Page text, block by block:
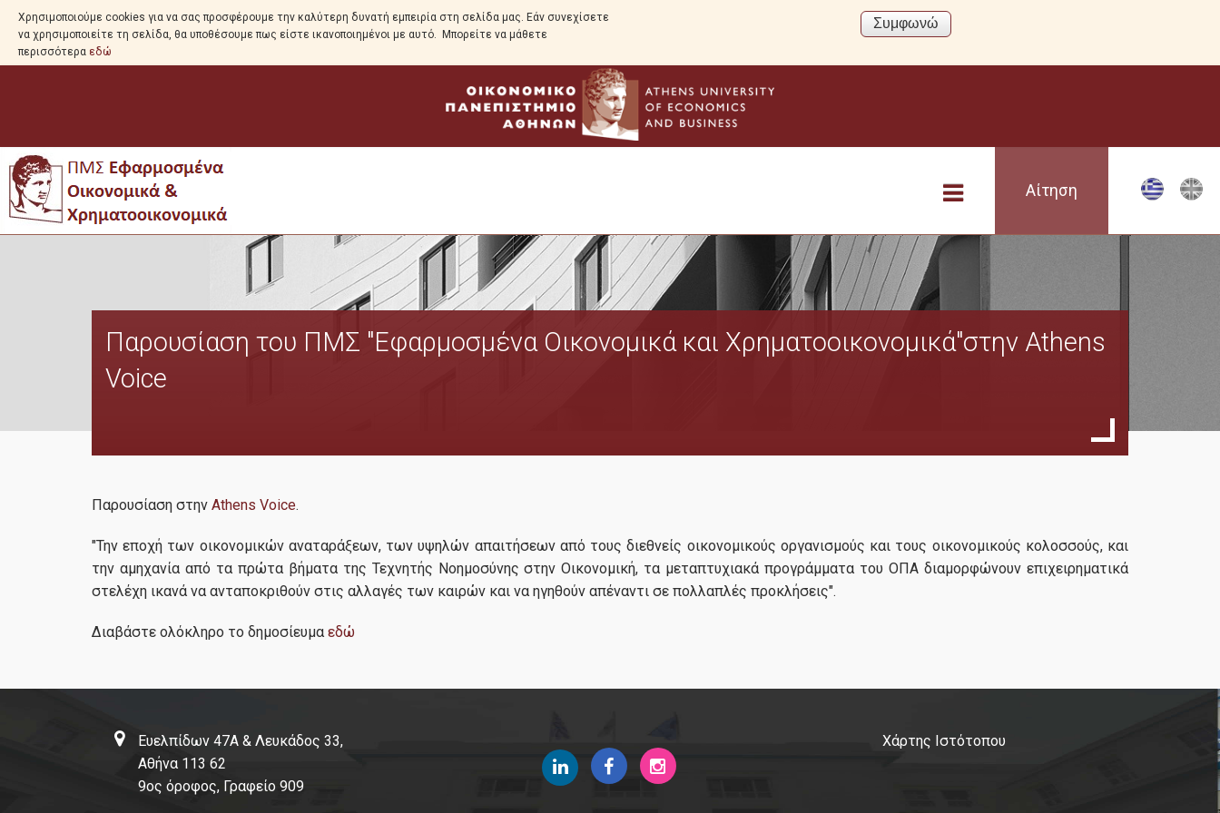
Χρησιμοποιούμε cookies για να σας προσφέρουμε την καλύτερη δυνατή εμπειρία στη σελίδα μας. Εάν συνεχίσετε
να χρησιμοποιείτε τη σελίδα, θα υποθέσουμε πως είστε ικανοποιημένοι με αυτό. Μπορείτε να μάθετε
περισσότερα εδώ
Αίτηση
Το Πρόγραμμα
Οδηγός Σπουδών
Διδάσκοντες
Δίδακτρα & Υποτροφίες
Ίδρυση-Κανονισμός
Διαδικασία Αιτήσεων
Παρουσίαση του ΠΜΣ "Εφαρμοσμένα Οικονομικά και Χρηματοοικονομικά"στην Athens
Voice
Παρουσίαση στην Athens Voice.
"Την εποχή των οικονομικών αναταράξεων, των υψηλών απαιτήσεων από τους διεθνείς οικονομικούς οργανισμούς και τους οικονομικούς κολοσσούς, και
την αμηχανία από τα πρώτα βήματα της Τεχνητής Νοημοσύνης στην Οικονομική, τα μεταπτυχιακά προγράμματα του ΟΠΑ διαμορφώνουν επιχειρηματικά
στελέχη ικανά να ανταποκριθούν στις αλλαγές των καιρών και να ηγηθούν απέναντι σε πολλαπλές προκλήσεις".
Διαβάστε ολόκληρο το δημοσίευμα εδώ
Ευελπίδων 47Α & Λευκάδος 33,
Αθήνα 113 62
9ος όροφος, Γραφείο 909
Χάρτης Ιστότοπου